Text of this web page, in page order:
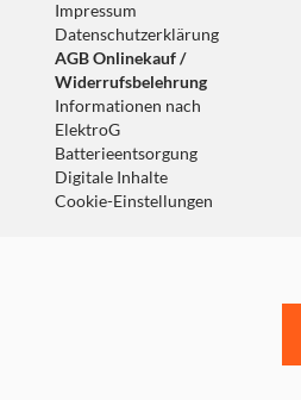
Impressum
Datenschutzerklärung
AGB Onlinekauf /
Widerrufsbelehrung
Informationen nach
ElektroG
Batterieentsorgung
Digitale Inhalte
Cookie-Einstellungen